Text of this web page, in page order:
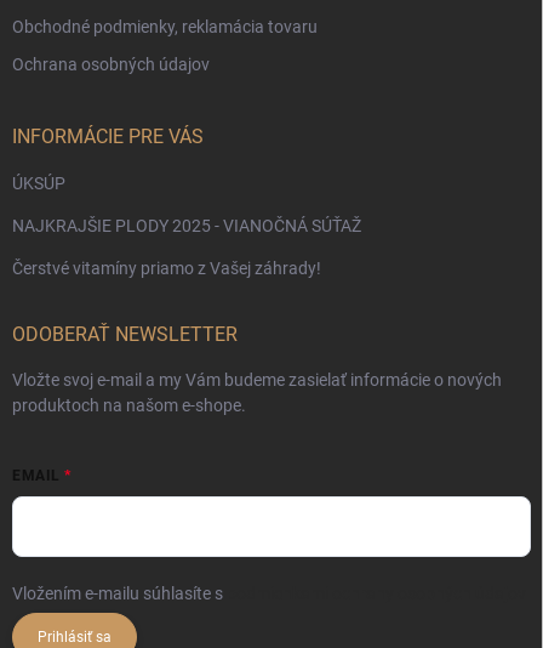
Obchodné podmienky, reklamácia tovaru
Ochrana osobných údajov
INFORMÁCIE PRE VÁS
ÚKSÚP
NAJKRAJŠIE PLODY 2025 - VIANOČNÁ SÚŤAŽ
Čerstvé vitamíny priamo z Vašej záhrady!
ODOBERAŤ NEWSLETTER
Vložte svoj e-mail a my Vám budeme zasielať informácie o nových
produktoch na našom e-shope.
EMAIL
Vložením e-mailu súhlasíte s
Prihlásiť sa